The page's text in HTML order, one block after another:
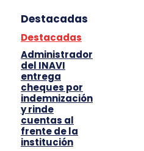
Destacadas
Destacadas
Administrador
del INAVI
entrega
cheques por
indemnización
y rinde
cuentas al
frente de la
institución